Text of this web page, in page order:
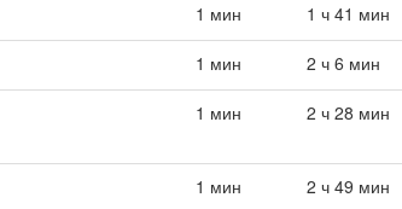
1 мин 1 ч 41 мин
1 мин 2 ч 6 мин
1 мин 2 ч 28 мин
1 мин 2 ч 49 мин